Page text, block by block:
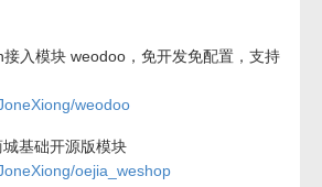
入模块 weodoo，免开发免配置，支持
weodoo
基础开源版模块
oejia_weshop